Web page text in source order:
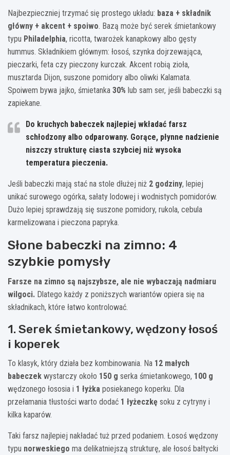
Najbezpieczniej trzymać się prostego układu: baza + składnik
główny + akcent + spoiwo. Bazą może być serek śmietankowy
typu Philadelphia, ricotta, twarożek kanapkowy albo gęsty
hummus. Składnikiem głównym: łosoś, szynka dojrzewająca,
pieczarki, feta czy pieczony kurczak. Akcent robią zioła,
musztarda Dijon, suszone pomidory albo oliwki Kalamata.
Spoiwem bywa jajko, śmietanka 30% lub sam ser, jeśli babeczki są
zapiekane.
Do kruchych babeczek najlepiej wkładać farsz
schłodzony albo odparowany. Gorące, płynne nadzienie
niszczy strukturę ciasta szybciej niż wysoka
temperatura pieczenia.
Jeśli babeczki mają stać na stole dłużej niż 2 godziny, lepiej
unikać surowego ogórka, sałaty lodowej i wodnistych pomidorów.
Dużo lepiej sprawdzają się suszone pomidory, rukola, cebula
karmelizowana i pieczona papryka.
Słone babeczki na zimno: 4
szybkie pomysły
Farsze na zimno są najszybsze, ale nie wybaczają nadmiaru
wilgoci. Dlatego każdy z poniższych wariantów opiera się na
składnikach, które łatwo kontrolować.
1. Serek śmietankowy, wędzony łosoś
i koperek
To klasyk, który działa bez kombinowania. Na 12 małych
babeczek wystarczy około 150 g serka śmietankowego, 100 g
wędzonego łososia i 1 łyżka posiekanego koperku. Dla
przełamania tłustości warto dodać 1 łyżeczkę soku z cytryny i
kilka kaparów.
Taki farsz najlepiej nakładać tuż przed podaniem. Łosoś wędzony
typu norweskiego ma delikatniejszą strukturę, ale łosoś bałtycki